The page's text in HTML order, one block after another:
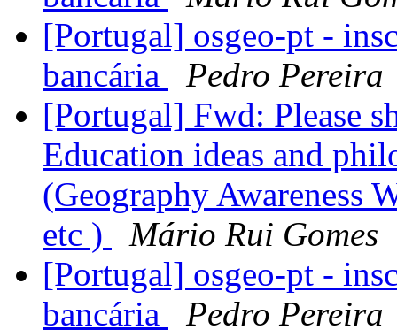
[Portugal] osgeo-pt -
bancária
Pedro Pereira
[Portugal] Fwd: Please
Education ideas and
(Geography Awareness
etc )
Mário Rui Gomes
[Portugal] osgeo-pt -
bancária
Pedro Pereira